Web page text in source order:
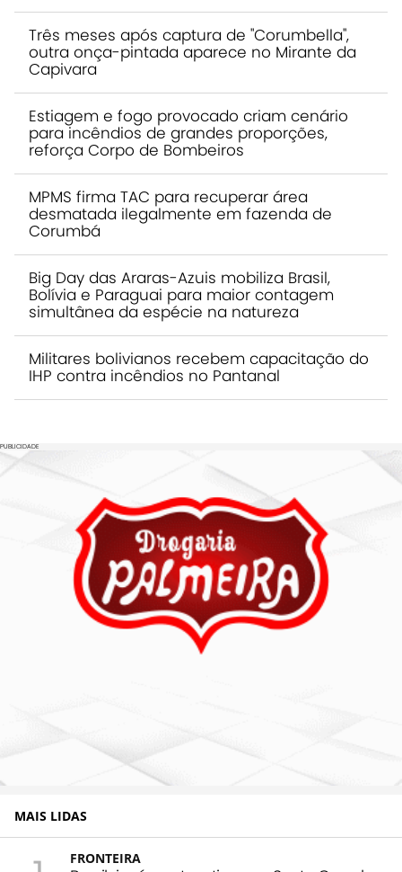
Três meses após captura de "Corumbella",
outra onça-pintada aparece no Mirante da
Capivara
Estiagem e fogo provocado criam cenário
para incêndios de grandes proporções,
reforça Corpo de Bombeiros
MPMS firma TAC para recuperar área
desmatada ilegalmente em fazenda de
Corumbá
Big Day das Araras-Azuis mobiliza Brasil,
Bolívia e Paraguai para maior contagem
simultânea da espécie na natureza
Militares bolivianos recebem capacitação do
IHP contra incêndios no Pantanal
PUBLICIDADE
MAIS LIDAS
FRONTEIRA